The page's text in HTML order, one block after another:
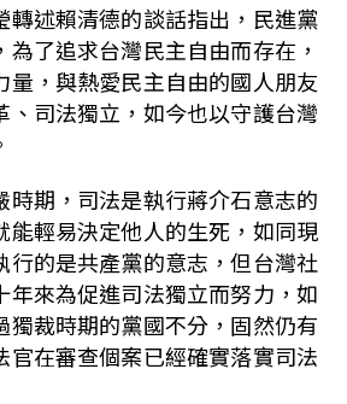
轉述賴清德的談話指出，民進黨
了追求台灣民主自由而存在，
量，與熱愛民主自由的國人朋友
、司法獨立，如今也以守護台灣
時期，司法是執行蔣介石意志的
能輕易決定他人的生死，如同現
行的是共產黨的意志，但台灣社
年來為促進司法獨立而努力，如
獨裁時期的黨國不分，固然仍有
官在審查個案已經確實落實司法